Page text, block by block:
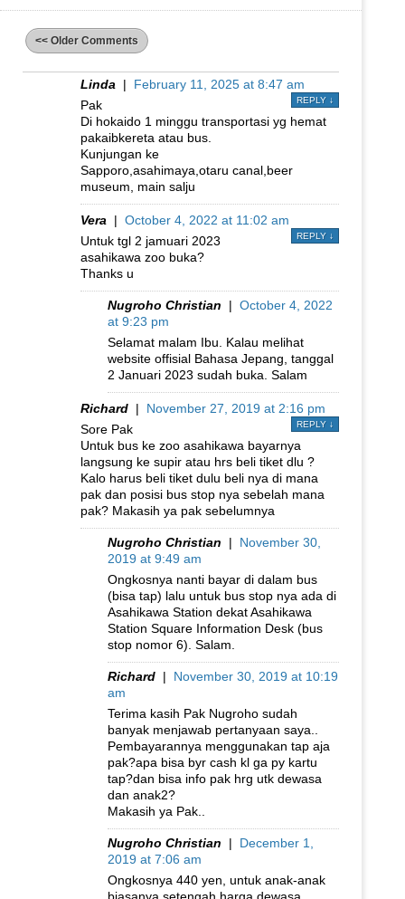
<< Older Comments
Linda | February 11, 2025 at 8:47 am
REPLY ↓
Pak
Di hokaido 1 minggu transportasi yg hemat
pakaibkereta atau bus.
Kunjungan ke
Sapporo,asahimaya,otaru canal,beer
museum, main salju
Vera | October 4, 2022 at 11:02 am
REPLY ↓
Untuk tgl 2 jamuari 2023
asahikawa zoo buka?
Thanks u
Nugroho Christian | October 4, 2022
at 9:23 pm
Selamat malam Ibu. Kalau melihat
website offisial Bahasa Jepang, tanggal
2 Januari 2023 sudah buka. Salam
Richard | November 27, 2019 at 2:16 pm
REPLY ↓
Sore Pak
Untuk bus ke zoo asahikawa bayarnya
langsung ke supir atau hrs beli tiket dlu ?
Kalo harus beli tiket dulu beli nya di mana
pak dan posisi bus stop nya sebelah mana
pak? Makasih ya pak sebelumnya
Nugroho Christian | November 30,
2019 at 9:49 am
Ongkosnya nanti bayar di dalam bus
(bisa tap) lalu untuk bus stop nya ada di
Asahikawa Station dekat Asahikawa
Station Square Information Desk (bus
stop nomor 6). Salam.
Richard | November 30, 2019 at 10:19
am
Terima kasih Pak Nugroho sudah
banyak menjawab pertanyaan saya..
Pembayarannya menggunakan tap aja
pak?apa bisa byr cash kl ga py kartu
tap?dan bisa info pak hrg utk dewasa
dan anak2?
Makasih ya Pak..
Nugroho Christian | December 1,
2019 at 7:06 am
Ongkosnya 440 yen, untuk anak-anak